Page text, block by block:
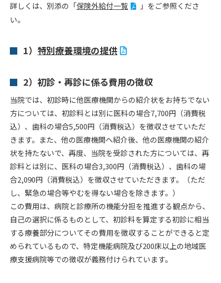
詳しくは、別添の「保険外給付一覧
」をご参照くださ
い。
1） 特別療養環境の提供
2）初診・再診に係る費用の徴収
当院では、初診時に他医療機関からの紹介状をお持ちでない
方については、初診料とは別に医科の場合7,700円（消費税
込）、歯科の場合5,500円（消費税込）を徴収させていただ
きます。また、他の医療機関へ紹介後、他の医療機関の紹介
状を持たないで、再度、当院を受診された方については、再
診料とは別に、医科の場合3,300円（消費税込）、歯科の場
合2,090円（消費税込）を徴収させていただきます。（ただ
し、緊急の場合等やむを得ない場合を除きます。）
この費用は、病院と診療所の機能分担を推進する観点から、
自己の選択に係るものとして、初診料を算定する初診に相当
する療養部分についてその費用を徴収することができると定
められているもので、特定機能病院及び200床以上の地域医
療支援病院等での徴収が義務付けられています。